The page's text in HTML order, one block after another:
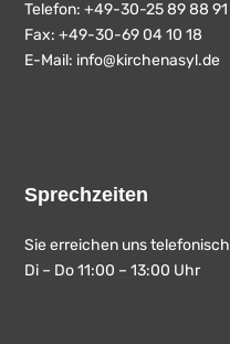
Telefon: +49-30-25 89 88 91
Fax: +49-30-69 04 10 18
E-Mail: info@kirchenasyl.de
Sprechzeiten
Sie erreichen uns telefonisch
Di – Do 11:00 – 13:00 Uhr